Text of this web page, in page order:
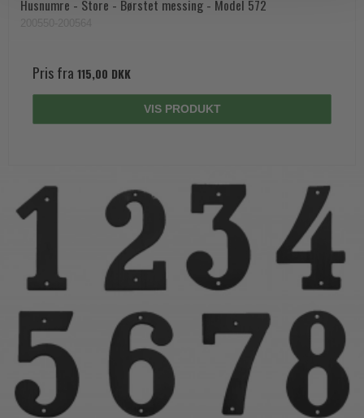
Husnumre - Store - Børstet messing - Model 572
Pris fra 115,00 DKK
VIS PRODUKT